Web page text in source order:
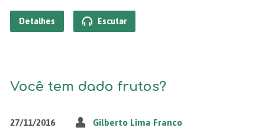
Detalhes Escutar
Você tem dado frutos?
27/11/2016 Gilberto Lima Franco